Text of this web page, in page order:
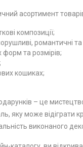
асортимент
композиції;
романтичні та
форм та розмірів;
кошиках;
– це
яку може відіграти
виконаного